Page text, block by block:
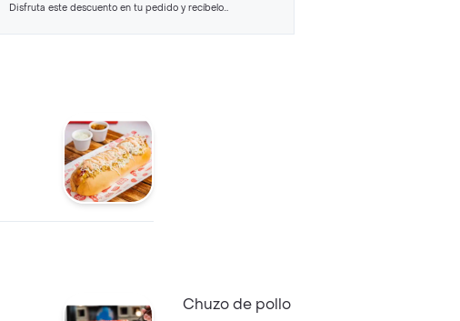
Disfruta este descuento en tu pedido y recíbelo
Chuzo de pollo